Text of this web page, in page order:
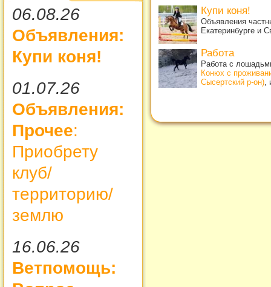
06.08.26
Объявления:
Купи коня!
01.07.26
Объявления:
Прочее:
Приобрету
клуб/
территорию/
землю
16.06.26
Ветпомощь:
Купи коня!
Объявления
Екатеринбурге и
Работа
Работа с
Конюх с
Сысертский р-он)